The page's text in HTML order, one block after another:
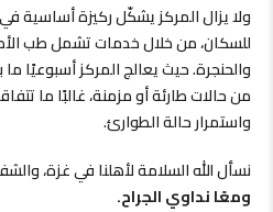
ولا يزال المركز يشكّل ركيزة أساسية
للسكان، من خلال خدمات تشمل طب
والحنجرة. حيث يعالج المركز أسبوعيًا ما
من حالات طارئة أو مزمنة، غالبًا ما
واستمرار حالة الطوارئ.
نسأل الله السلامة لأهلنا في غزة،
ومعًا نداوي الجراح.